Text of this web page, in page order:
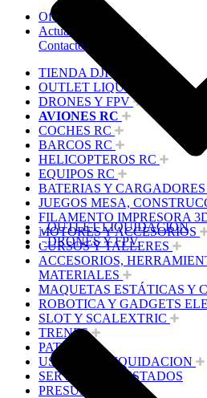
Ofertas
Actualidad
Contacto
TIENDA DJI
OUTLET LIQUIDACION
DRONES Y FPV
AVIONES RC
COCHES RC
BARCOS RC
HELICOPTEROS RC
EQUIPOS RC
BATERIAS Y CARGADORES
JUEGOS MESA,
FILAMENTO IMPRESORA
MOTORES Y ACCESORIOS
CURSOS Y TALLERES
ACCESORIOS,
MATERIALES
MAQUETAS ESTÁTICAS Y
ROBOTICA Y GADGETS
SLOT Y SCALEXTRIC
TRENES
PATINES
USADOS Y LIQUIDACION
SERVICIOS PRESTADOS
PRESUPUESTOS
OUTLET LIQUIDACION
DRONES Y FPV